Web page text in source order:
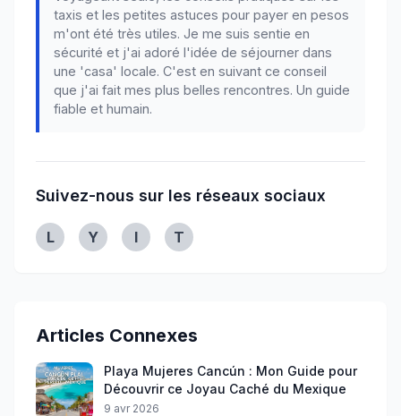
taxis et les petites astuces pour payer en pesos
m'ont été très utiles. Je me suis sentie en
sécurité et j'ai adoré l'idée de séjourner dans
une 'casa' locale. C'est en suivant ce conseil
que j'ai fait mes plus belles rencontres. Un guide
fiable et humain.
Suivez-nous sur les réseaux sociaux
Linkedin
L Youtube
Y Instagram
I Twitter
T
Articles Connexes
Playa Mujeres Cancún : Mon Guide pour
Découvrir ce Joyau Caché du Mexique
9 avr 2026